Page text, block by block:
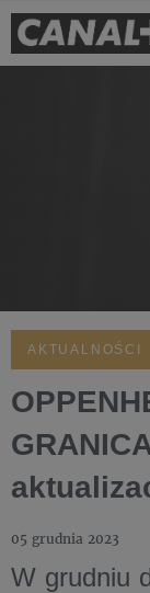
AKTUALNOŚCI
05 grudnia 2023
W grudniu